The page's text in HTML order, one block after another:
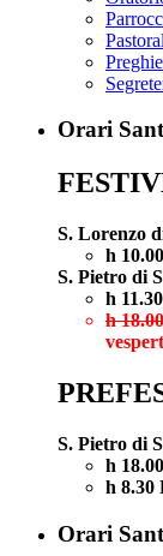
Orari
S. Lorenzo
h 10.00
S. Pietro di
h 11.30
h 18.00
S. Pietro di
h
h 8.30
Orari